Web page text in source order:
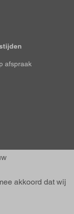
afspraak
akkoord dat wij